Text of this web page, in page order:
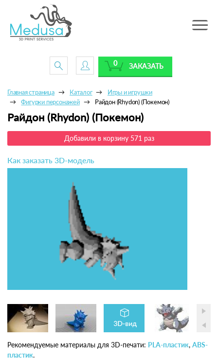
Toggle
ЗАКАЗАТЬ
0
Главная страница Каталог
Игры и игрушки
Фигурки персонажей
Райдон (Rhydon) (Покемон)
Райдон (Rhydon) (Покемон)
Добавили в корзину 571 раз
Как заказать 3D-модель
Рекомендуемые материалы для 3D-печати: PLA-пластик, ABS-
пластик.